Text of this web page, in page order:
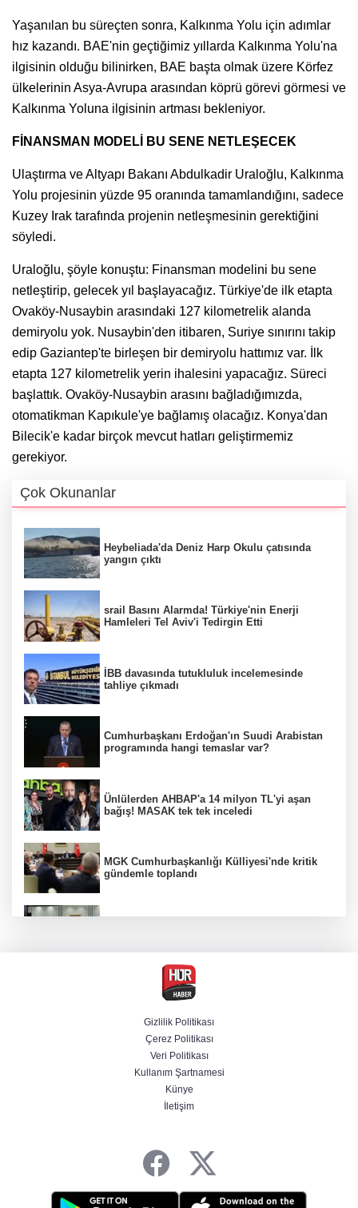
Yaşanılan bu süreçten sonra, Kalkınma Yolu için adımlar
hız kazandı. BAE'nin geçtiğimiz yıllarda Kalkınma Yolu'na
ilgisinin olduğu bilinirken, BAE başta olmak üzere Körfez
ülkelerinin Asya-Avrupa arasından köprü görevi görmesi ve
Kalkınma Yoluna ilgisinin artması bekleniyor.
FİNANSMAN MODELİ BU SENE NETLEŞECEK
Ulaştırma ve Altyapı Bakanı Abdulkadir Uraloğlu, Kalkınma
Yolu projesinin yüzde 95 oranında tamamlandığını, sadece
Kuzey Irak tarafında projenin netleşmesinin gerektiğini
söyledi.
Uraloğlu, şöyle konuştu: Finansman modelini bu sene
netleştirip, gelecek yıl başlayacağız. Türkiye'de ilk etapta
Ovaköy-Nusaybin arasındaki 127 kilometrelik alanda
demiryolu yok. Nusaybin'den itibaren, Suriye sınırını takip
edip Gaziantep'te birleşen bir demiryolu hattımız var. İlk
etapta 127 kilometrelik yerin ihalesini yapacağız. Süreci
başlattık. Ovaköy-Nusaybin arasını bağladığımızda,
otomatikman Kapıkule'ye bağlamış olacağız. Konya'dan
Bilecik'e kadar birçok mevcut hatları geliştirmemiz
gerekiyor.
Çok Okunanlar
Heybeliada'da Deniz Harp Okulu çatısında
yangın çıktı
srail Basını Alarmda! Türkiye'nin Enerji
Hamleleri Tel Aviv'i Tedirgin Etti
İBB davasında tutukluluk incelemesinde
tahliye çıkmadı
Cumhurbaşkanı Erdoğan'ın Suudi Arabistan
programında hangi temaslar var?
Ünlülerden AHBAP'a 14 milyon TL'yi aşan
bağış! MASAK tek tek inceledi
MGK Cumhurbaşkanlığı Külliyesi'nde kritik
gündemle toplandı
Özgür Özel'in Menderes Belediye Başkanı
İlkay Çiçek'e yönelik sözleri yeniden
İzmir'de ihale soruşturması derinleşiyor! Veli
Ağbaba'nın ağabeyi tutuklandı
Trabzonspor'un Salah karşılamasını tüm
Gizlilik Politikası
Çerez Politikası
Veri Politikası
Kullanım Şartnamesi
Künye
İletişim